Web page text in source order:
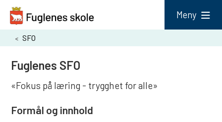
F
u
g
n
e
Meny
Du
her:
SFO
Fuglenes SFO
«Fokus på læring - trygghet for alle»
Formål og innhold